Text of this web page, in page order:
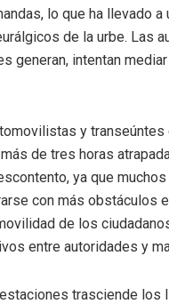
lo que ha llevado
de la urbe. Las
generan, intentan
y
de tres horas
ya que
con más obstáculos
de los
entre autoridades y
trasciende los